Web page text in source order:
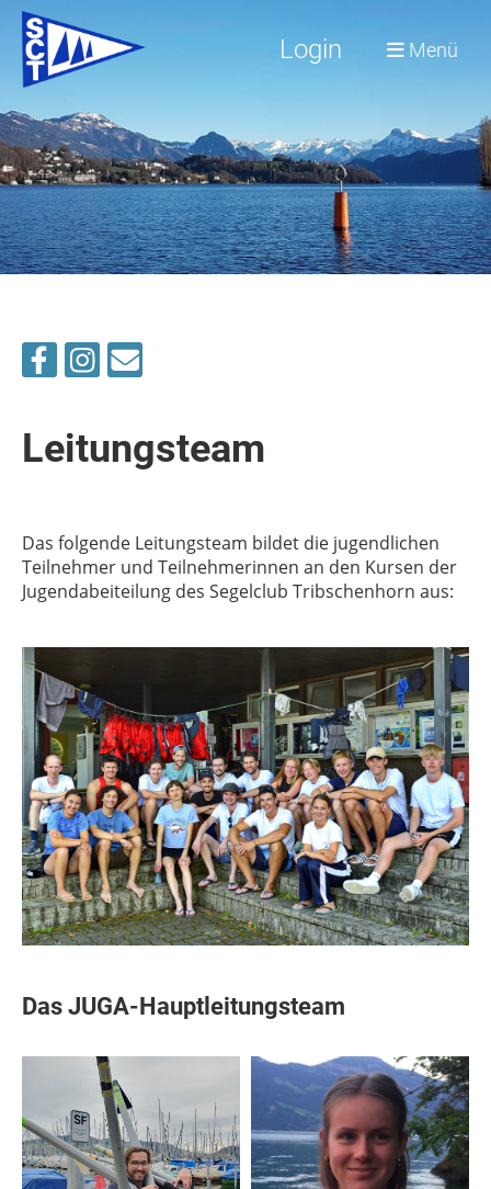
Login Menü
Leitungsteam
Das folgende Leitungsteam bildet die jugendlichen
Teilnehmer und Teilnehmerinnen an den Kursen der
Jugendabeiteilung des Segelclub Tribschenhorn aus:
Das JUGA-Hauptleitungsteam